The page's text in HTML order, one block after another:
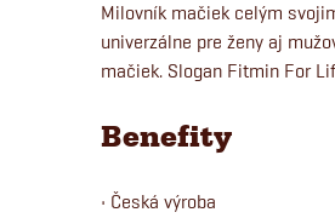
Milovník mačiek celým
univerzálne pre ženy aj
mačiek. Slogan Fitmin For
Benefity
• Česká výroba